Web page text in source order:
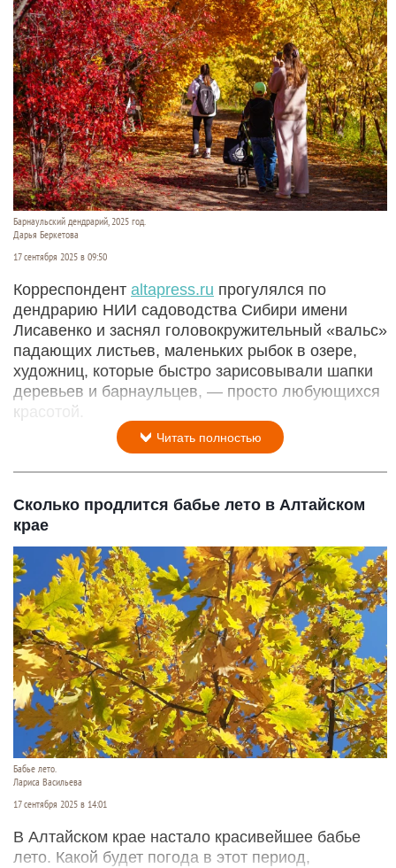
Барнаульский дендрарий, 2025 год.
Дарья Беркетова
17 сентября 2025 в 09:50
Корреспондент altapress.ru прогулялся по
дендрарию НИИ садоводства Сибири имени
Лисавенко и заснял головокружительный «вальс»
падающих листьев, маленьких рыбок в озере,
художниц, которые быстро зарисовывали шапки
деревьев и барнаульцев, — просто любующихся
красотой.
Читать полностью
Сколько продлится бабье лето в Алтайском
крае
Бабье лето.
Лариса Васильева
17 сентября 2025 в 14:01
В Алтайском крае настало красивейшее бабье
лето. Какой будет погода в этот период,